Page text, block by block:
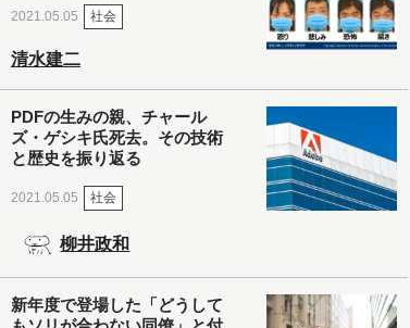
2021.05.05 社会
清水建二
PDFの生みの親、チャール
ズ・ゲシキ氏死去。その技術
と歴史を振り返る
2021.05.05 社会
柳井政和
新年度で登場した「どうして